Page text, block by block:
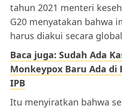
tahun 2021 menteri
G20 menyatakan bahwa
harus diakui secara
Baca juga: Sudah Ada
Monkeypox Baru Ada di
IPB
Itu menyiratkan bahwa